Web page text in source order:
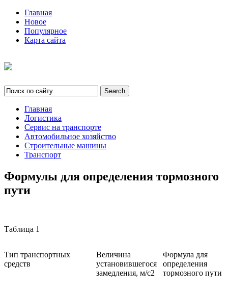
Главная
Новое
Популярное
Карта сайта
Главная
Логистика
Сервис на транспорте
Автомобильное хозяйство
Строительные машины
Транспорт
Формулы для определения тормозного
пути
Таблица 1
Тип транспортных
средств
Величина
установившегося
замедления, м/с2
Формула для
определения
тормозного пути